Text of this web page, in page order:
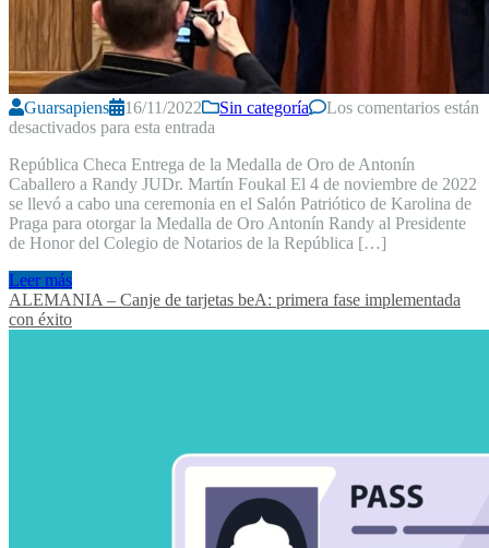
Guarsapiens 16/11/2022 Sin categoría
Los comentarios están
desactivados para esta entrada
República Checa Entrega de la Medalla de Oro de Antonín
Caballero a Randy JUDr. Martín Foukal El 4 de noviembre de 2022
se llevó a cabo una ceremonia en el Salón Patriótico de Karolina de
Praga para otorgar la Medalla de Oro Antonín Randy al Presidente
de Honor del Colegio de Notarios de la República […]
Leer más
ALEMANIA – Canje de tarjetas beA: primera fase implementada
con éxito